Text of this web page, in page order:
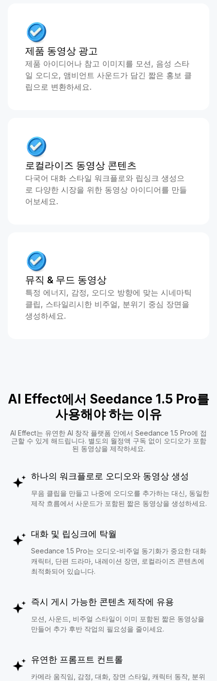
제품 동영상 광고
제품 아이디어나 참고 이미지를 모션, 음성 스타
일 오디오, 앰비언트 사운드가 담긴 짧은 홍보 클
립으로 변환하세요.
로컬라이즈 동영상 콘텐츠
다국어 대화 스타일 워크플로와 립싱크 생성으
로 다양한 시장을 위한 동영상 아이디어를 만들
어보세요.
뮤직 & 무드 동영상
특정 에너지, 감정, 오디오 방향에 맞는 시네마틱
클립, 스타일리시한 비주얼, 분위기 중심 장면을
생성하세요.
AI Effect에서 Seedance 1.5 Pro를
사용해야 하는 이유
AI Effect는 유연한 AI 창작 플랫폼 안에서 Seedance 1.5 Pro에 접
근할 수 있게 해드립니다. 별도의 월정액 구독 없이 오디오가 포함
된 동영상을 제작하세요.
하나의 워크플로로 오디오와 동영상 생성
무음 클립을 만들고 나중에 오디오를 추가하는 대신, 동일한
제작 흐름에서 사운드가 포함된 짧은 동영상을 생성하세요.
대화 및 립싱크에 탁월
Seedance 1.5 Pro는 오디오-비주얼 동기화가 중요한 대화
캐릭터, 단편 드라마, 내레이션 장면, 로컬라이즈 콘텐츠에
최적화되어 있습니다.
즉시 게시 가능한 콘텐츠 제작에 유용
모션, 사운드, 비주얼 스타일이 이미 포함된 짧은 동영상을
만들어 추가 후반 작업의 필요성을 줄이세요.
유연한 프롬프트 컨트롤
카메라 움직임, 감정, 대화, 장면 스타일, 캐릭터 동작, 분위